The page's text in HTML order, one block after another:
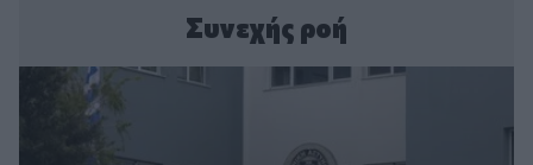
Συνεχής ροή